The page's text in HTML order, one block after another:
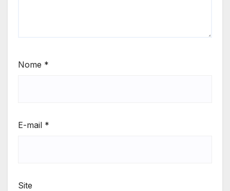
Nome *
E-mail *
Site